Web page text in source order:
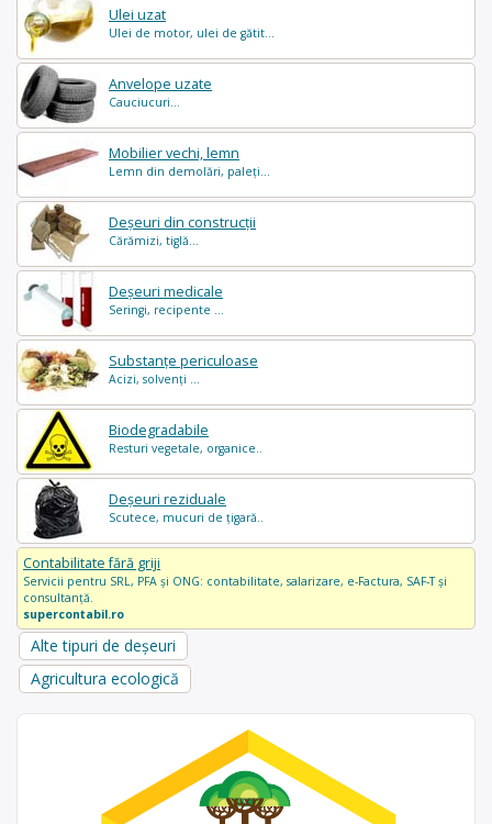
Ulei uzat
Ulei de motor, ulei de gătit...
Anvelope uzate
Cauciucuri...
Mobilier vechi, lemn
Lemn din demolări, paleți...
Deșeuri din construcții
Cărămizi, tiglă...
Deșeuri medicale
Seringi, recipente ...
Substanțe periculoase
Acizi, solvenți ...
Biodegradabile
Resturi vegetale, organice..
Deșeuri reziduale
Scutece, mucuri de țigară..
Contabilitate fără griji
Servicii pentru SRL, PFA și ONG: contabilitate, salarizare, e-Factura, SAF-T și
consultanță.
supercontabil.ro
Alte tipuri de deșeuri
Agricultura ecologică